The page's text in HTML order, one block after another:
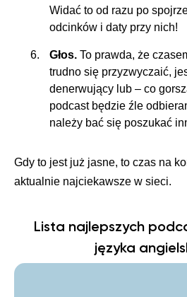
Widać to od razu po
odcinków i daty przy nich!
Głos. To prawda, że
trudno się przyzwyczaić,
denerwujący lub – co
podcast będzie źle
należy bać się poszukać
Gdy to jest już jasne, to czas na
aktualnie najciekawsze w sieci.
Lista najlepszych
języka